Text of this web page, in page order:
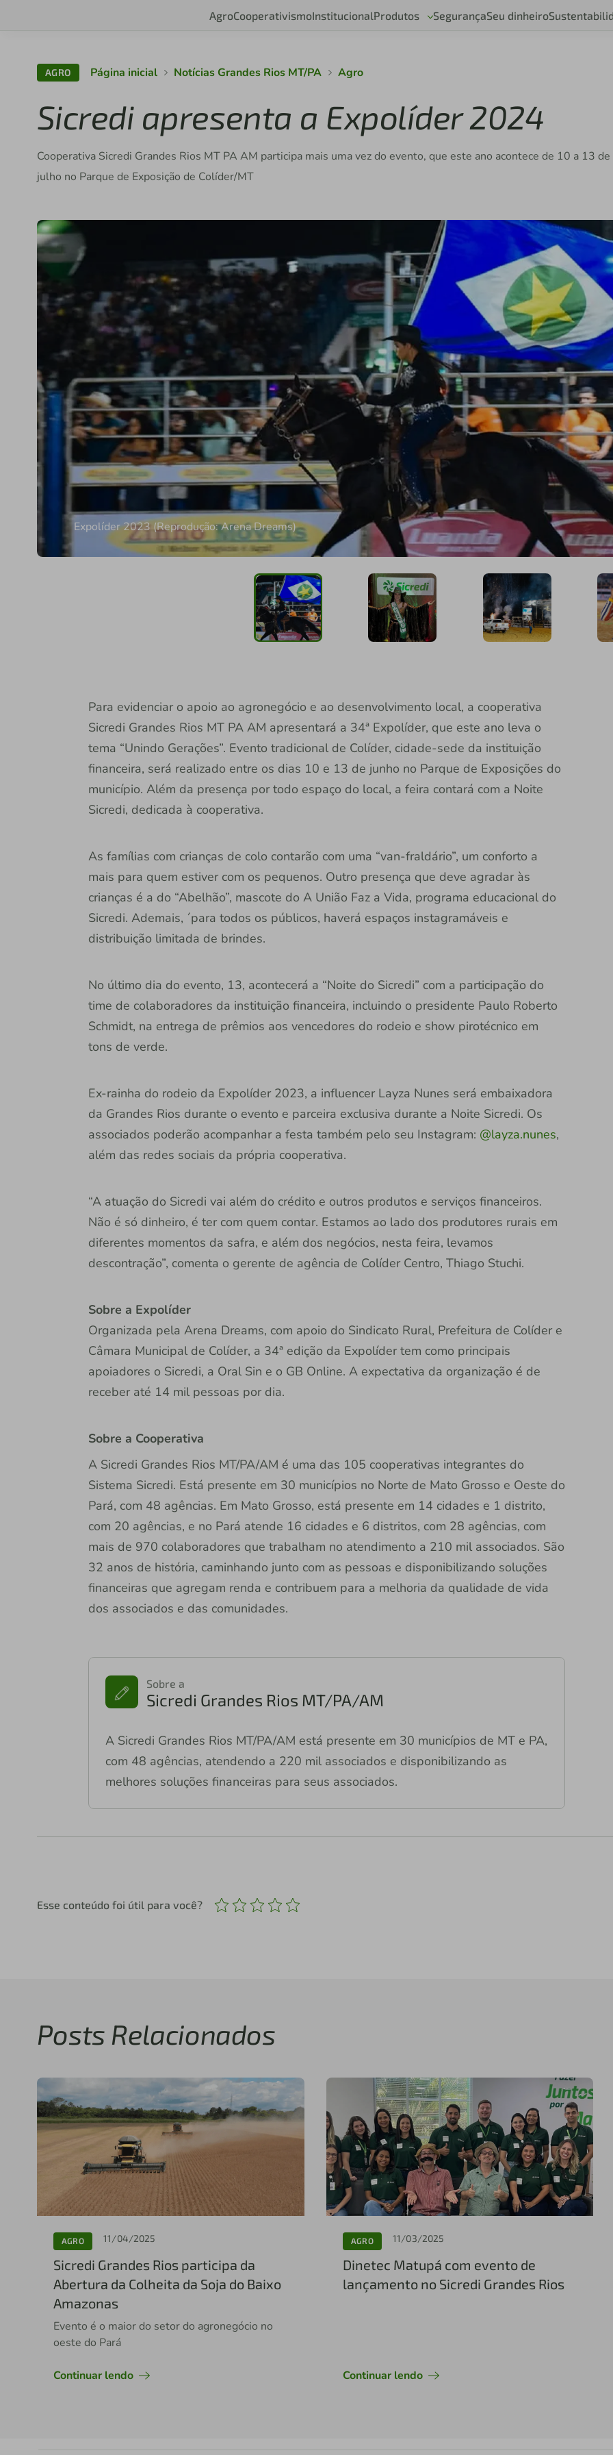
AgroCooperativismoInstitucionalProdutos SegurançaSeu dinheiro
AGRO Página inicial Notícias Grandes Rios MT/PA Agro
Sicredi apresenta a Expolíder 2024
Cooperativa Sicredi Grandes Rios MT PA AM participa mais uma vez do evento, que este ano acontece de 10 a 13 de
julho no Parque de Exposição de Colíder/MT
Expolíder 2023 (Reprodução: Arena Dreams)
Para evidenciar o apoio ao agronegócio e ao desenvolvimento local, a cooperativa
Sicredi Grandes Rios MT PA AM apresentará a 34ª Expolíder, que este ano leva o
tema “Unindo Gerações”. Evento tradicional de Colíder, cidade-sede da instituição
financeira, será realizado entre os dias 10 e 13 de junho no Parque de Exposições do
município. Além da presença por todo espaço do local, a feira contará com a Noite
Sicredi, dedicada à cooperativa.
As famílias com crianças de colo contarão com uma “van-fraldário”, um conforto a
mais para quem estiver com os pequenos. Outro presença que deve agradar às
crianças é a do “Abelhão”, mascote do A União Faz a Vida, programa educacional do
Sicredi. Ademais, ´para todos os públicos, haverá espaços instagramáveis e
distribuição limitada de brindes.
No último dia do evento, 13, acontecerá a “Noite do Sicredi” com a participação do
time de colaboradores da instituição financeira, incluindo o presidente Paulo Roberto
Schmidt, na entrega de prêmios aos vencedores do rodeio e show pirotécnico em
tons de verde.
Ex-rainha do rodeio da Expolíder 2023, a influencer Layza Nunes será embaixadora
da Grandes Rios durante o evento e parceira exclusiva durante a Noite Sicredi. Os
associados poderão acompanhar a festa também pelo seu Instagram: @layza.nunes,
além das redes sociais da própria cooperativa.
“A atuação do Sicredi vai além do crédito e outros produtos e serviços financeiros.
Não é só dinheiro, é ter com quem contar. Estamos ao lado dos produtores rurais em
diferentes momentos da safra, e além dos negócios, nesta feira, levamos
descontração”, comenta o gerente de agência de Colíder Centro, Thiago Stuchi.
Sobre a Expolíder
Organizada pela Arena Dreams, com apoio do Sindicato Rural, Prefeitura de Colíder e
Câmara Municipal de Colíder, a 34ª edição da Expolíder tem como principais
apoiadores o Sicredi, a Oral Sin e o GB Online. A expectativa da organização é de
receber até 14 mil pessoas por dia.
Sobre a Cooperativa
A Sicredi Grandes Rios MT/PA/AM é uma das 105 cooperativas integrantes do
Sistema Sicredi. Está presente em 30 municípios no Norte de Mato Grosso e Oeste do
Pará, com 48 agências. Em Mato Grosso, está presente em 14 cidades e 1 distrito,
com 20 agências, e no Pará atende 16 cidades e 6 distritos, com 28 agências, com
mais de 970 colaboradores que trabalham no atendimento a 210 mil associados. São
32 anos de história, caminhando junto com as pessoas e disponibilizando soluções
financeiras que agregam renda e contribuem para a melhoria da qualidade de vida
dos associados e das comunidades.
Sobre a
Sicredi Grandes Rios MT/PA/AM
A Sicredi Grandes Rios MT/PA/AM está presente em 30 municípios de MT e PA,
com 48 agências, atendendo a 220 mil associados e disponibilizando as
melhores soluções financeiras para seus associados.
Esse conteúdo foi útil para você?
Posts Relacionados
AGRO 11/04/2025
Sicredi Grandes Rios participa da
Abertura da Colheita da Soja do Baixo
Amazonas
Evento é o maior do setor do agronegócio no
oeste do Pará
Continuar lendo
AGRO 11/03/2025
Dinetec Matupá com evento de
lançamento no Sicredi Grandes Rios
Continuar lendo